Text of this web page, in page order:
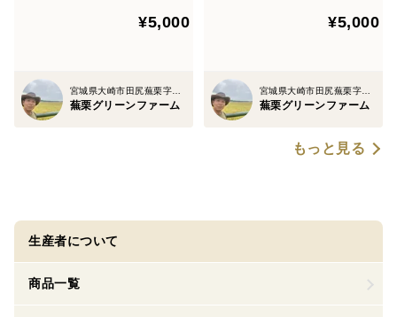
¥5,000
宮城県大崎市田尻蕪栗字伸萠西
蕪栗グリーンファーム
¥5,000
宮城県大崎市田尻蕪栗字伸萠西
蕪栗グリーンファーム
もっと見る
生産者について
商品一覧